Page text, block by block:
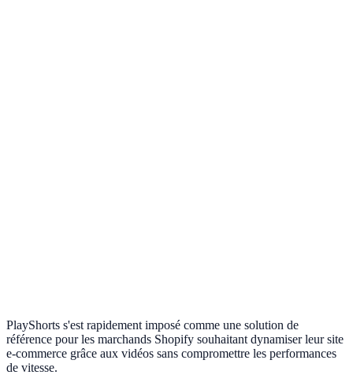
PlayShorts s'est rapidement imposé comme une solution de
référence pour les marchands Shopify souhaitant dynamiser leur site
e-commerce grâce aux vidéos sans compromettre les performances
de vitesse.